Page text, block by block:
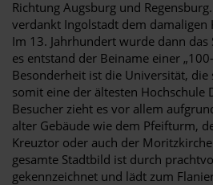
Richtung Augsburg und
verdankt Ingolstadt dem damaligen
Im 13. Jahrhundert wurde dann
es entstand der Beiname einer
Besonderheit ist die Universität,
somit eine der ältesten Hochschule
Besucher zieht es vor allem
alter Gebäude wie dem Pfeifturm,
Kreuztor oder auch der
gesamte Stadtbild ist durch
gekennzeichnet und lädt zum